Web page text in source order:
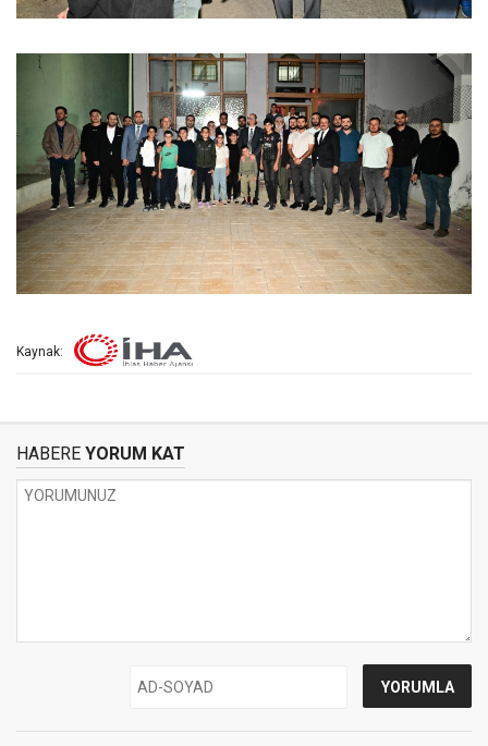
Kaynak:
HABERE YORUM KAT